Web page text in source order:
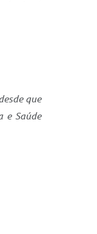
que
e Saúde